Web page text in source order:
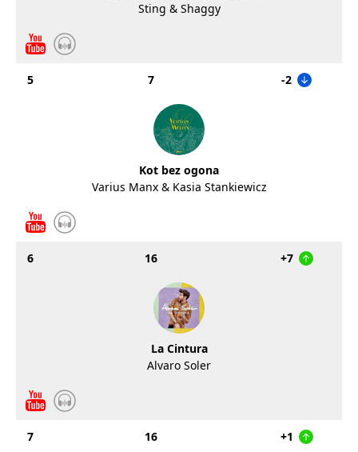
Sting & Shaggy
5 7 -2
Kot bez ogona
Varius Manx & Kasia Stankiewicz
6 16 +7
La Cintura
Alvaro Soler
7 16 +1